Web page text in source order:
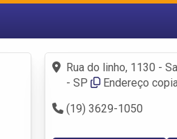
Fazer login
Criar conta
Rua do linho, 1130 -
- SP
Endereço
(19) 3629-1050